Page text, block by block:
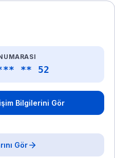
** 52
Bilgilerini Gör
Gör